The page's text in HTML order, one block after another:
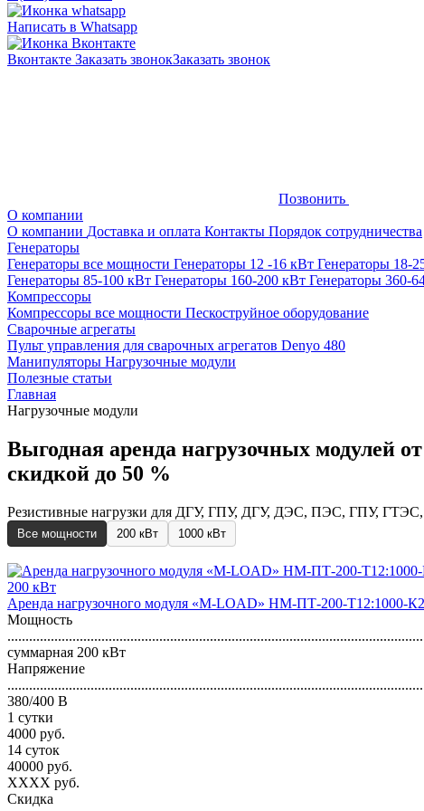
Написать в Whatsapp
Вконтакте Заказать звонокЗаказать звонок
Позвонить
О компании
О компании Доставка и оплата Контакты Порядок сотрудничества
Генераторы
Генераторы все мощности Генераторы 12 -16 кВт Генераторы 18-
Генераторы 85-100 кВт Генераторы 160-200 кВт Генераторы 360-
Компрессоры
Компрессоры все мощности Пескоструйное оборудование
Сварочные агрегаты
Пульт управления для сварочных агрегатов Denyo 480
Манипуляторы Нагрузочные модули
Полезные статьи
Главная
Нагрузочные модули
Выгодная аренда нагрузочных модулей
скидкой до 50 %
Резистивные нагрузки для ДГУ, ГПУ, ДГУ, ДЭС, ПЭС, ГПУ, ГТЭС,
Все мощности 200 кВт 1000 кВт
200 кВт
Аренда нагрузочного модуля «M-LOAD» НМ-ПТ-200-Т12:1000-К2
Мощность
суммарная 200 кВт
Напряжение
380/400 В
1 сутки
4000 руб.
14 суток
40000 руб.
XXXX руб.
Скидка